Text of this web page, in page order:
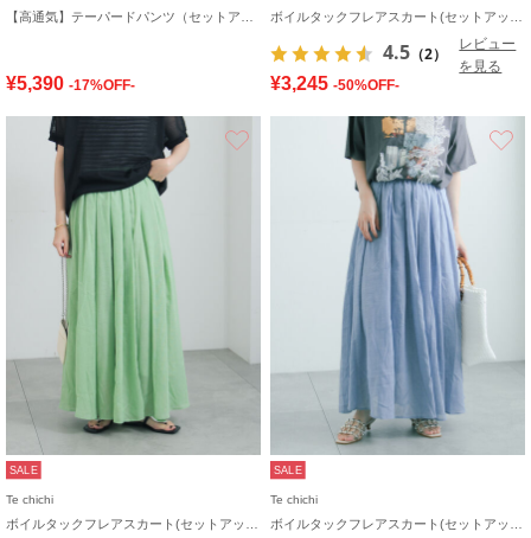
¥5,390 -17%OFF-
4.5 （2）
レビュー
を見る
¥3,245 -50%OFF-
SALE
Te chichi
SALE
Te chichi